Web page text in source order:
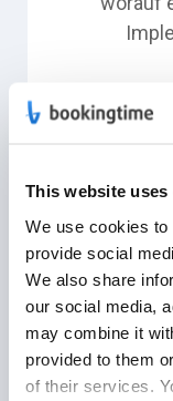
This website uses
We use cookies
provide social
We also share
our social media,
may combine it
provided to them
of their services.
Wir
Standard